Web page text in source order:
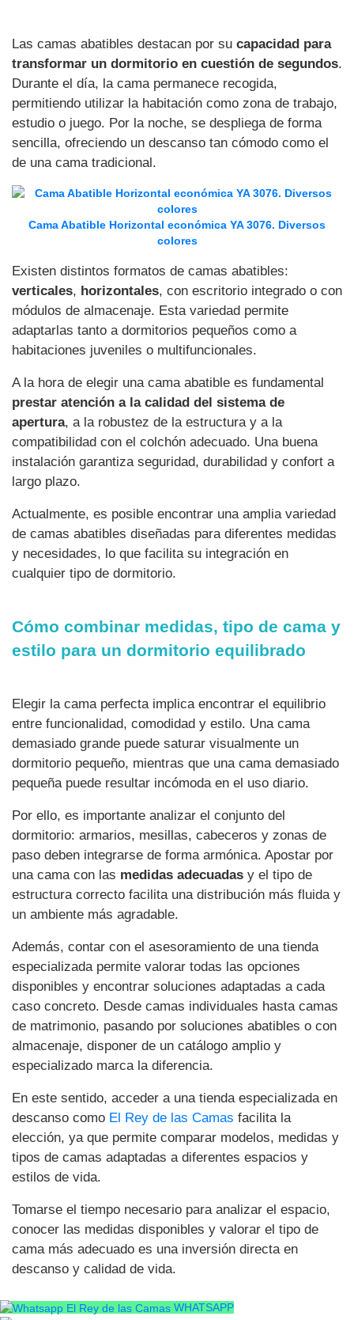
Las camas abatibles destacan por su capacidad para
transformar un dormitorio en cuestión de segundos.
Durante el día, la cama permanece recogida,
permitiendo utilizar la habitación como zona de trabajo,
estudio o juego. Por la noche, se despliega de forma
sencilla, ofreciendo un descanso tan cómodo como el
de una cama tradicional.
Cama Abatible Horizontal económica YA 3076. Diversos
colores
Existen distintos formatos de camas abatibles:
verticales, horizontales, con escritorio integrado o con
módulos de almacenaje. Esta variedad permite
adaptarlas tanto a dormitorios pequeños como a
habitaciones juveniles o multifuncionales.
A la hora de elegir una cama abatible es fundamental
prestar atención a la calidad del sistema de
apertura, a la robustez de la estructura y a la
compatibilidad con el colchón adecuado. Una buena
instalación garantiza seguridad, durabilidad y confort a
largo plazo.
Actualmente, es posible encontrar una amplia variedad
de camas abatibles diseñadas para diferentes medidas
y necesidades, lo que facilita su integración en
cualquier tipo de dormitorio.
Cómo combinar medidas, tipo de cama y
estilo para un dormitorio equilibrado
Elegir la cama perfecta implica encontrar el equilibrio
entre funcionalidad, comodidad y estilo. Una cama
demasiado grande puede saturar visualmente un
dormitorio pequeño, mientras que una cama demasiado
pequeña puede resultar incómoda en el uso diario.
Por ello, es importante analizar el conjunto del
dormitorio: armarios, mesillas, cabeceros y zonas de
paso deben integrarse de forma armónica. Apostar por
una cama con las medidas adecuadas y el tipo de
estructura correcto facilita una distribución más fluida y
un ambiente más agradable.
Además, contar con el asesoramiento de una tienda
especializada permite valorar todas las opciones
disponibles y encontrar soluciones adaptadas a cada
caso concreto. Desde camas individuales hasta camas
de matrimonio, pasando por soluciones abatibles o con
almacenaje, disponer de un catálogo amplio y
especializado marca la diferencia.
En este sentido, acceder a una tienda especializada en
descanso como El Rey de las Camas facilita la
elección, ya que permite comparar modelos, medidas y
tipos de camas adaptadas a diferentes espacios y
estilos de vida.
Tomarse el tiempo necesario para analizar el espacio,
conocer las medidas disponibles y valorar el tipo de
cama más adecuado es una inversión directa en
descanso y calidad de vida.
WHATSAPP